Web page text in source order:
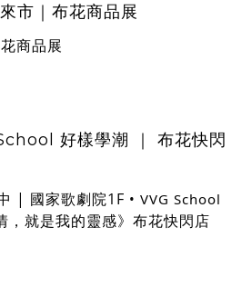
市｜布花商品展
商品展
好樣學潮 ｜ 布花快閃
| 國家歌劇院1F • VVG School
，就是我的靈感》布花快閃店